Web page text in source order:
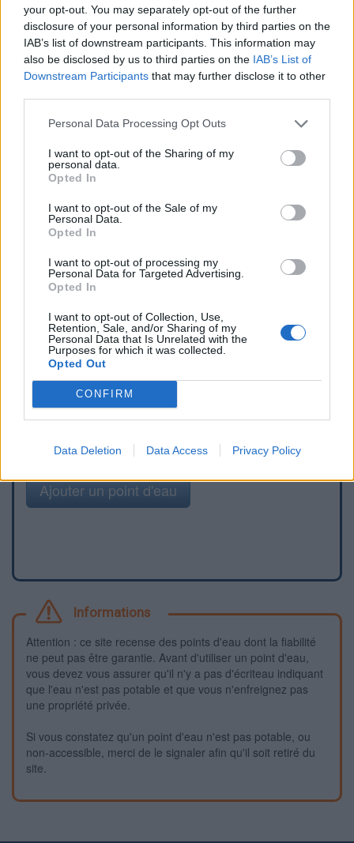
your opt-out. You may separately opt-out of the further
disclosure of your personal information by third parties on the
IAB’s list of downstream participants. This information may
also be disclosed by us to third parties on the IAB’s List of
Downstream Participants that may further disclose it to other
Personal Data Processing Opt Outs
I want to opt-out of the Sharing of my
personal data.
Opted In
I want to opt-out of the Sale of my
Personal Data.
Opted In
I want to opt-out of processing my
Personal Data for Targeted Advertising.
Opted In
I want to opt-out of Collection, Use,
Retention, Sale, and/or Sharing of my
Personal Data that Is Unrelated with the
Purposes for which it was collected.
Opted Out
CONFIRM
Data Deletion Data Access Privacy Policy
Afficher la carte
Ajouter un point d'eau
Informations
Attention : ce site recense des points d'eau dont la fiabilité
ne peut pas être garantie. Avant d'utiliser un point d'eau,
vous devez vous assurer qu'il n'y a pas d'écriteau indiquant
que l'eau n'est pas potable et que vous n'enfreignez pas
une propriété privée.
Si vous constatez qu'un point d'eau n'est pas potable, ou
non-accessible, merci de le signaler afin qu'il soit retiré du
site.